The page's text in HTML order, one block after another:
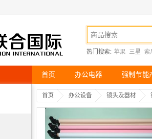
热门搜索: 苹果 三星 索
首页 办公电器 强制节能
首页 办公设备 镜头及器材